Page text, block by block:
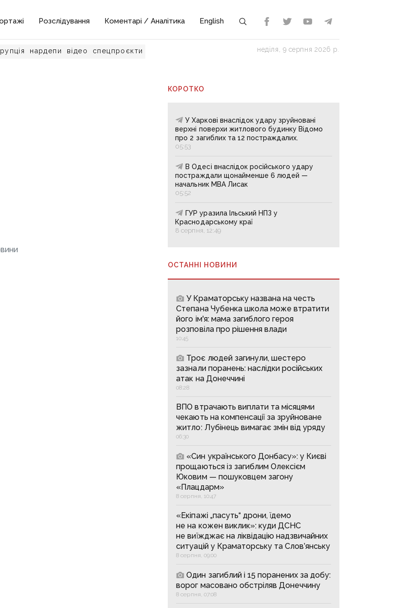
Розслідування Коментарі / Аналітика English
нардепи відео спецпроєкти неділя, 9 серпня 2026 р.
КОРОТКО
У Харкові внаслідок удару зруйновані
верхні поверхи житлового будинку Відомо
про 2 загиблих та 12 постраждалих.
05:53
В Одесі внаслідок російського удару
постраждали щонайменше 6 людей —
начальник МВА Лисак
05:52
ГУР уразила Ільський НПЗ у
Краснодарському краї
8 серпня, 12:49
ОСТАННІ НОВИНИ
У Краматорську названа на честь
Степана Чубенка школа може втратити
його ім'я: мама загиблого героя
розповіла про рішення влади
10:45
Троє людей загинули, шестеро
зазнали поранень: наслідки російських
атак на Донеччині
08:28
ВПО втрачають виплати та місяцями
чекають на компенсації за зруйноване
житло: Лубінець вимагає змін від уряду
06:30
«Син українського Донбасу»: у Києві
прощаються із загиблим Олексієм
Юковим — пошуковцем загону
«Плацдарм»
8 серпня, 10:47
«Екіпажі „пасуть“ дрони, їдемо
не на кожен виклик»: куди ДСНС
не виїжджає на ліквідацію надзвичайних
ситуацій у Краматорську та Слов’янську
8 серпня, 09:00
Один загиблий і 15 поранених за добу:
ворог масовано обстріляв Донеччину
8 серпня, 07:08